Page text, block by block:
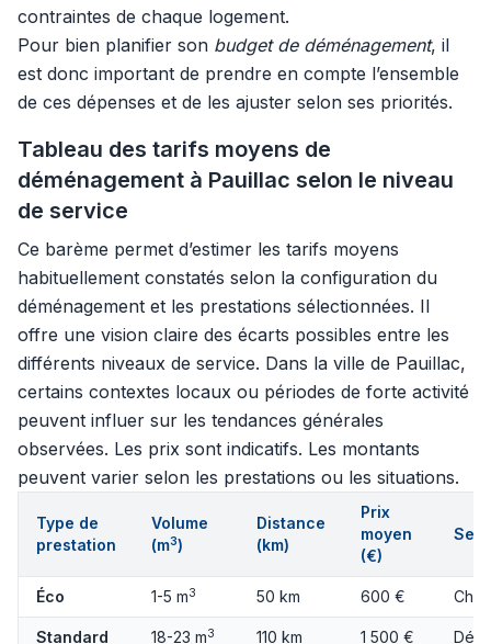
contraintes de chaque logement.
Pour bien planifier son budget de déménagement, il
est donc important de prendre en compte l’ensemble
de ces dépenses et de les ajuster selon ses priorités.
Tableau des tarifs moyens de
déménagement à Pauillac selon le niveau
de service
Ce barème permet d’estimer les tarifs moyens
habituellement constatés selon la configuration du
déménagement et les prestations sélectionnées. Il
offre une vision claire des écarts possibles entre les
différents niveaux de service. Dans la ville de Pauillac,
certains contextes locaux ou périodes de forte activité
peuvent influer sur les tendances générales
observées. Les prix sont indicatifs. Les montants
peuvent varier selon les prestations ou les situations.
Type de
prestation
Volume
(m3)
Distance
(km)
Prix
moyen
(€)
Éco 1-5 m3 50 km 600 €
Standard 18-23 m3 110 km 1 500 €